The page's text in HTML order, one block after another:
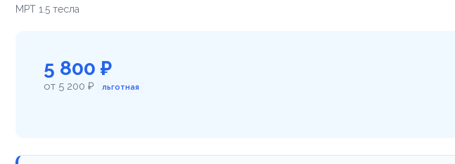
МРТ 1.5 тесла
5 800 ₽
от 5 200 ₽ льготная